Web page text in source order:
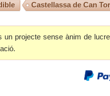
Castellassa de Can
un projecte sense ànim de